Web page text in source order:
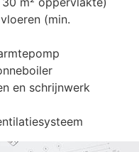
(min.
en schrijnwerk